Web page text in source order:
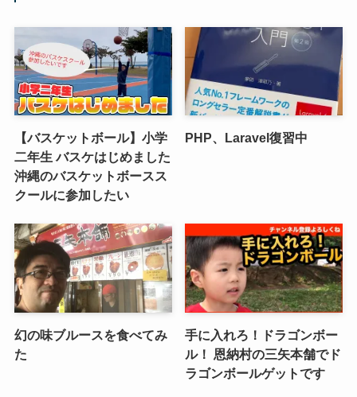
【バスケットボール】小学
二年生 バスケはじめました
沖縄のバスケットボースス
クールに参加したい
PHP、Laravel復習中
幻の味ブルースを食べてみ
た
手に入れろ！ドラゴンボー
ル！ 恩納村の三矢本舗でド
ラゴンボールゲットです